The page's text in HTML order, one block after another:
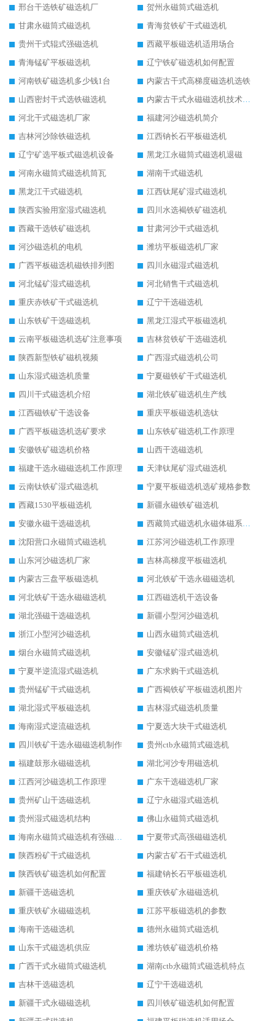
邢台干选铁矿磁选机厂
贺州永磁筒式磁选机
甘肃永磁筒式磁选机
青海贫铁矿干式磁选机
贵州干式辊式强磁选机
西藏平板磁选机适用场合
青海锰矿平板磁选机
辽宁铁矿磁选机如何配置
河南铁矿磁选机多少钱1台
内蒙古干式高梯度磁选机选铁
山西密封干式选铁磁选机
内蒙古干式永磁磁选机技术要求
河北干式磁选机厂家
福建河沙磁选机简介
吉林河沙除铁磁选机
江西钠长石平板磁选机
辽宁矿选平板式磁选机设备
黑龙江永磁筒式磁选机退磁
河南永磁筒式磁选机筒瓦
湖南干式磁选机
黑龙江干式磁选机
江西钛尾矿湿式磁选机
陕西实验用室湿式磁选机
四川水选褐铁矿磁选机
西藏干选铁矿磁选机
甘肃河沙干式磁选机
河沙磁选机的电机
潍坊平板磁选机厂家
广西平板磁选机磁铁排列图
四川永磁湿式磁选机
河北锰矿湿式磁选机
河北销售干式磁选机
重庆赤铁矿干式磁选机
辽宁干选磁选机
山东铁矿干选磁选机
黑龙江湿式平板磁选机
云南平板磁选机选矿注意事项
吉林贫铁矿干选磁选机
陕西新型铁矿磁机视频
广西湿式磁选机公司
山东湿式磁选机质量
宁夏磁铁矿干式磁选机
四川干式磁选机介绍
湖北铁矿磁选机生产线
江西磁铁矿干选设备
重庆平板磁选机选钛
广西平板磁选机选矿要求
山东铁矿磁选机工作原理
安徽铁矿磁选机价格
山西干选磁选机
福建干选永磁磁选机工作原理
天津钛尾矿湿式磁选机
云南钛铁矿湿式磁选机
宁夏平板磁选机选矿规格参数
西藏1530平板磁选机
新疆永磁铁矿磁选机
安徽永磁干选磁选机
西藏筒式磁选机永磁体磁系设计
沈阳营口永磁筒式磁选机
江苏河沙磁选机工作原理
山东河沙磁选机厂家
吉林高梯度平板磁选机
内蒙古三盘平板磁选机
河北铁矿干选永磁磁选机
河北铁矿干选永磁磁选机
江西磁选机干选设备
湖北强磁干选磁选机
新疆小型河沙磁选机
浙江小型河沙磁选机
山西永磁筒式磁选机
烟台永磁筒式磁选机
安徽锰矿湿式磁选机
宁夏半逆流湿式磁选机
广东求购干式磁选机
贵州锰矿干式磁选机
广西褐铁矿平板磁选机图片
湖北湿式平板磁选机
吉林湿式磁选机质量
海南湿式逆流磁选机
宁夏选大块干式磁选机
四川铁矿干选永磁磁选机制作
贵州ctb永磁筒式磁选机
福建鼓形永磁磁选机
湖北河沙专用磁选机
江西河沙磁选机工作原理
广东干选磁选机厂家
贵州矿山干选磁选机
辽宁永磁湿式磁选机
贵州湿式磁选机结构
佛山永磁筒式磁选机
海南永磁筒式磁选机有强磁的吗
宁夏带式高强磁磁选机
陕西粉矿干式磁选机
内蒙古矿石干式磁选机
陕西铁矿磁选机如何配置
福建钠长石平板磁选机
新疆干选磁选机
重庆铁矿永磁磁选机
重庆铁矿永磁磁选机
江苏平板磁选机的参数
海南干选磁选机
德州永磁筒式磁选机
山东干式磁选机供应
潍坊铁矿磁选机价格
广西干式永磁筒式磁选机
湖南ctb永磁筒式磁选机特点
吉林干选磁选机
辽宁干选磁选机
新疆干式永磁磁选机
四川铁矿磁选机如何配置